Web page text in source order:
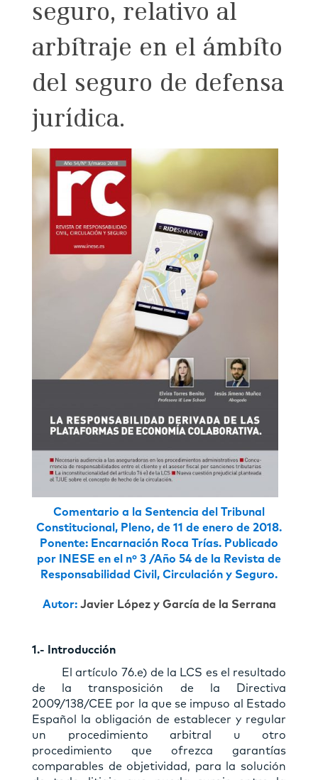
seguro, relativo al
arbitraje en el ámbito
del seguro de defensa
jurídica.
Comentario a la Sentencia del Tribunal
Constitucional, Pleno, de 11 de enero de 2018.
Ponente: Encarnación Roca Trías. Publicado
por INESE en el nº 3 /Año 54 de la Revista de
Responsabilidad Civil, Circulación y Seguro.
Autor: Javier López y García de la Serrana
1.- Introducción
El artículo 76.e) de la LCS es el resultado
de la transposición de la Directiva
2009/138/CEE por la que se impuso al Estado
Español la obligación de establecer y regular
un procedimiento arbitral u otro
procedimiento que ofrezca garantías
comparables de objetividad, para la solución